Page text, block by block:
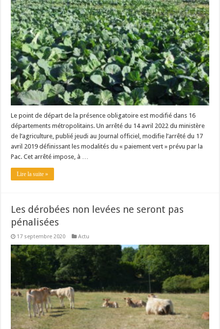
Un été fructueux pour Lactalis
Le point de départ de la présence obligatoire est modifié dans 16
départements métropolitains. Un arrêté du 14 avril 2022 du ministère
de l’agriculture, publié jeudi au Journal officiel, modifie l’arrêté du 17
avril 2019 définissant les modalités du « paiement vert » prévu par la
Pac. Cet arrêté impose, à …
Lire la suite »
Les dérobées non levées ne seront pas
pénalisées
17 septembre 2020 Actu